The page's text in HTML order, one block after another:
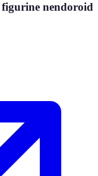
figurine nendoroid